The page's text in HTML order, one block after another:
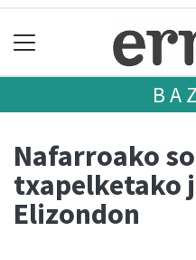
Nafarroako
txapelketako
Elizondon